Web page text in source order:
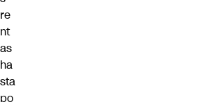
re
nt
as
ha
sta
po